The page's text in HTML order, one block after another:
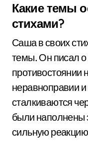
Какие темы
стихами?
Саша в своих
темы. Он писал
противостоянии
неравноправии
сталкиваются
были наполнены
сильную